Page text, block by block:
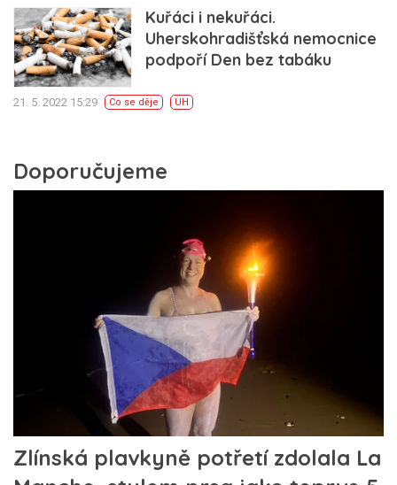
Kuřáci i nekuřáci.
Uherskohradišťská nemocnice
podpoří Den bez tabáku
21. 5. 2022 15:29 Co se děje UH